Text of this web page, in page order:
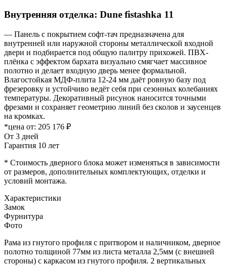
Внутренняя отделка: Dune fistashka 11
— Панель с покрытием софт-тач предназначена для
внутренней или наружной стороны металлической входной
двери и подбирается под общую палитру прихожей. ПВХ-
плёнка с эффектом бархата визуально смягчает массивное
полотно и делает входную дверь менее формальной.
Влагостойкая МДФ-плита 12-24 мм даёт ровную базу под
фрезеровку и устойчиво ведёт себя при сезонных колебаниях
температуры. Декоративный рисунок наносится точными
фрезами и сохраняет геометрию линий без сколов и заусенцев
на кромках.
*цена от: 205 176 ₽
От 3 дней
Гарантия 10 лет
* Стоимость дверного блока может изменяться в зависимости
от размеров, дополнительных комплектующих, отделки и
условий монтажа.
Характеристики
Замок
Фурнитура
Фото
Рама из гнутого профиля с притвором и наличником, дверное
полотно толщиной 77мм из листа металла 2,5мм (с внешней
стороны) c каркасом из гнутого профиля. 2 вертикальных